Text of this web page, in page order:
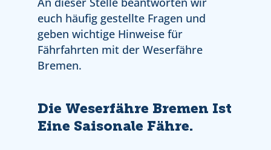
euch häufig gestellte Fragen und
geben wichtige Hinweise für
Fährfahrten mit der Weserfähre
Bremen.
Die Weserfähre Bremen Ist
Eine Saisonale Fähre.